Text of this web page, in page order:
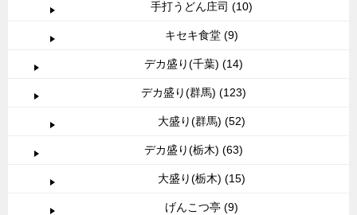
手打うどん庄司 (10)
キセキ食堂 (9)
デカ盛り(千葉) (14)
デカ盛り(群馬) (123)
大盛り(群馬) (52)
デカ盛り(栃木) (63)
大盛り(栃木) (15)
げんこつ亭 (9)